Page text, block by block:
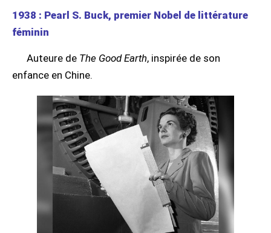
1938 : Pearl S. Buck, premier Nobel de littérature
féminin
Auteure de The Good Earth, inspirée de son
enfance en Chine.